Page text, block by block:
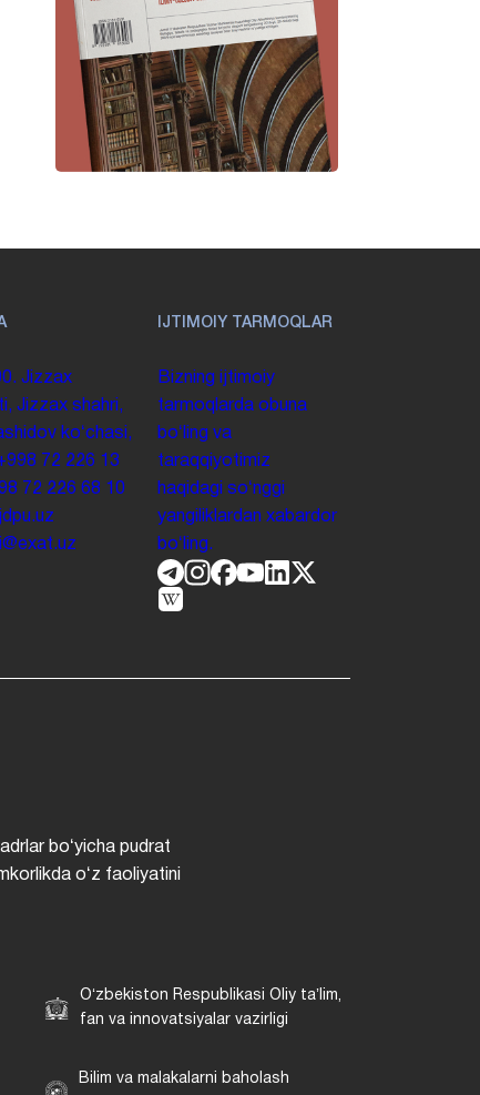
Jizzax
Jizzax shahri,
koʻchasi,
72 226 13
72 226 68 10
IJTIMOIY TARMOQLAR
Bizning ijtimoiy
tarmoqlarda obuna
boʻling va
taraqqiyotimiz
haqidagi soʻnggi
yangiliklardan xabardor
boʻling.
boʻyicha pudrat
oʻz faoliyatini
Oʻzbekiston Respublikasi Oliy taʼlim,
fan va innovatsiyalar vazirligi
Bilim va malakalarni baholash